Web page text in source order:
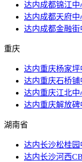
达内成都锦江中
达内成都天府中
达内成都金融街
重庆
达内重庆杨家坪
达内重庆石桥铺
达内重庆江北中
达内重庆解放碑
湖南省
达内长沙松桂园
达内长沙河西